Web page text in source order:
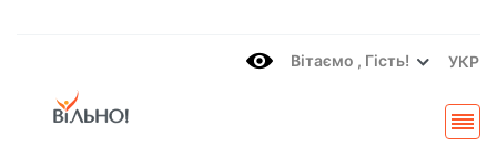
Вітаємo , Гість! УКР